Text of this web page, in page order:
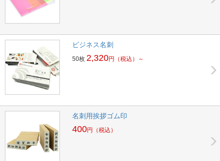
ビジネス名刺
50枚 2,320円 （税込）～
名刺用挨拶ゴム印
400円 （税込）